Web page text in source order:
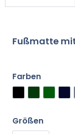
Fußmatte
Farben
Größen